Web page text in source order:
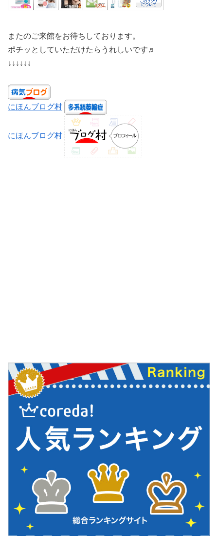
またのご来館をお待ちしております。
ポチッとしていただけたらうれしいです♬
↓↓↓↓↓↓
にほんブログ村
にほんブログ村